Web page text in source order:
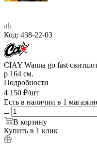
Код: 438-22-03
CIAY Wanna go fast
р 164 см.
Подробности
4 150 ₽/шт
Есть в наличии в 1
В корзину
Купить в 1 клик